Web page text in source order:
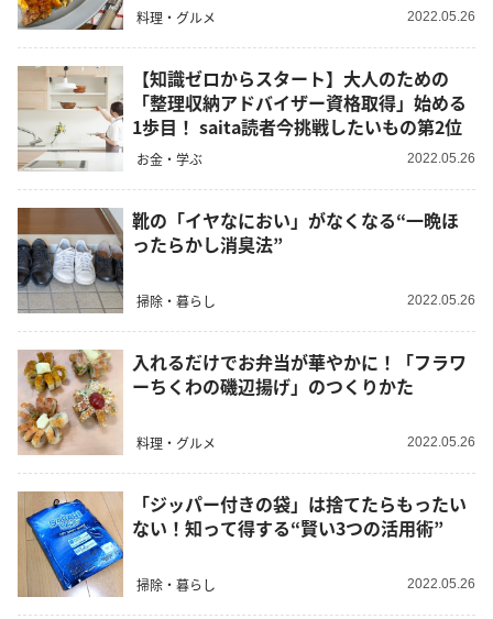
料理・グルメ 2022.05.26
【知識ゼロからスタート】大人のための
「整理収納アドバイザー資格取得」始める
1歩目！ saita読者今挑戦したいもの第2位
お金・学ぶ 2022.05.26
靴の「イヤなにおい」がなくなる“一晩ほ
ったらかし消臭法”
掃除・暮らし 2022.05.26
入れるだけでお弁当が華やかに！「フラワ
ーちくわの磯辺揚げ」のつくりかた
料理・グルメ 2022.05.26
「ジッパー付きの袋」は捨てたらもったい
ない！知って得する“賢い3つの活用術”
掃除・暮らし 2022.05.26